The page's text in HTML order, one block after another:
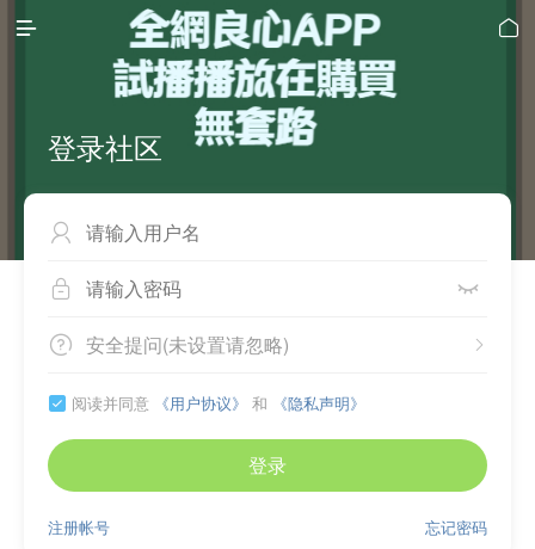
 
登录社区

 
 
安全提问(未设置请忽略)
 阅读并同意 《用户协议》 和 《隐私声明》
登录
忘记密码
注册帐号